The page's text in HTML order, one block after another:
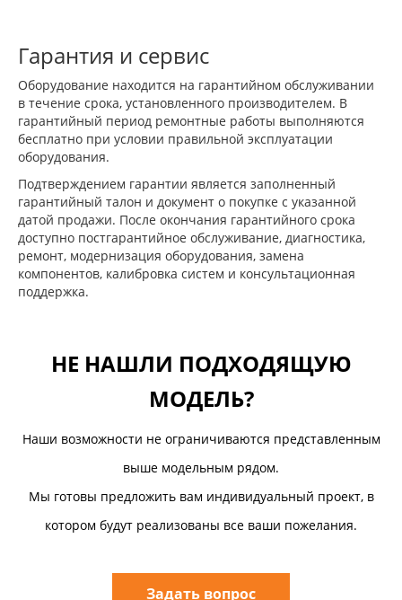
Гарантия и сервис
Оборудование находится на гарантийном обслуживании
в течение срока, установленного производителем. В
гарантийный период ремонтные работы выполняются
бесплатно при условии правильной эксплуатации
оборудования.
Подтверждением гарантии является заполненный
гарантийный талон и документ о покупке с указанной
датой продажи. После окончания гарантийного срока
доступно постгарантийное обслуживание, диагностика,
ремонт, модернизация оборудования, замена
компонентов, калибровка систем и консультационная
поддержка.
НЕ НАШЛИ ПОДХОДЯЩУЮ
МОДЕЛЬ?
Наши возможности не ограничиваются представленным
выше модельным рядом.
Мы готовы предложить вам индивидуальный проект, в
котором будут реализованы все ваши пожелания.
Задать вопрос